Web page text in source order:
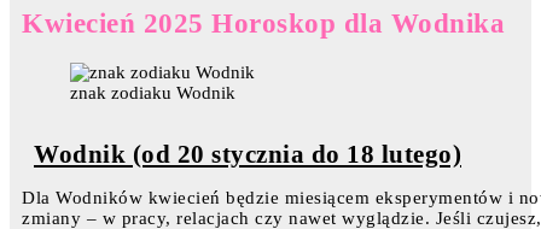
Kwiecień 2025 Horoskop dla Wodnika
znak zodiaku Wodnik
Wodnik (od 20 stycznia do 18 lutego)
Dla Wodników kwiecień będzie miesiącem eksperymentów i
zmiany – w pracy, relacjach czy nawet wyglądzie. Jeśli